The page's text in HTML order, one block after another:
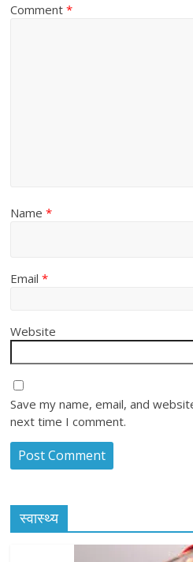
Comment*
Name*
Email*
Website
Save my name, email, and
next time I comment.
स्वास्थ्य